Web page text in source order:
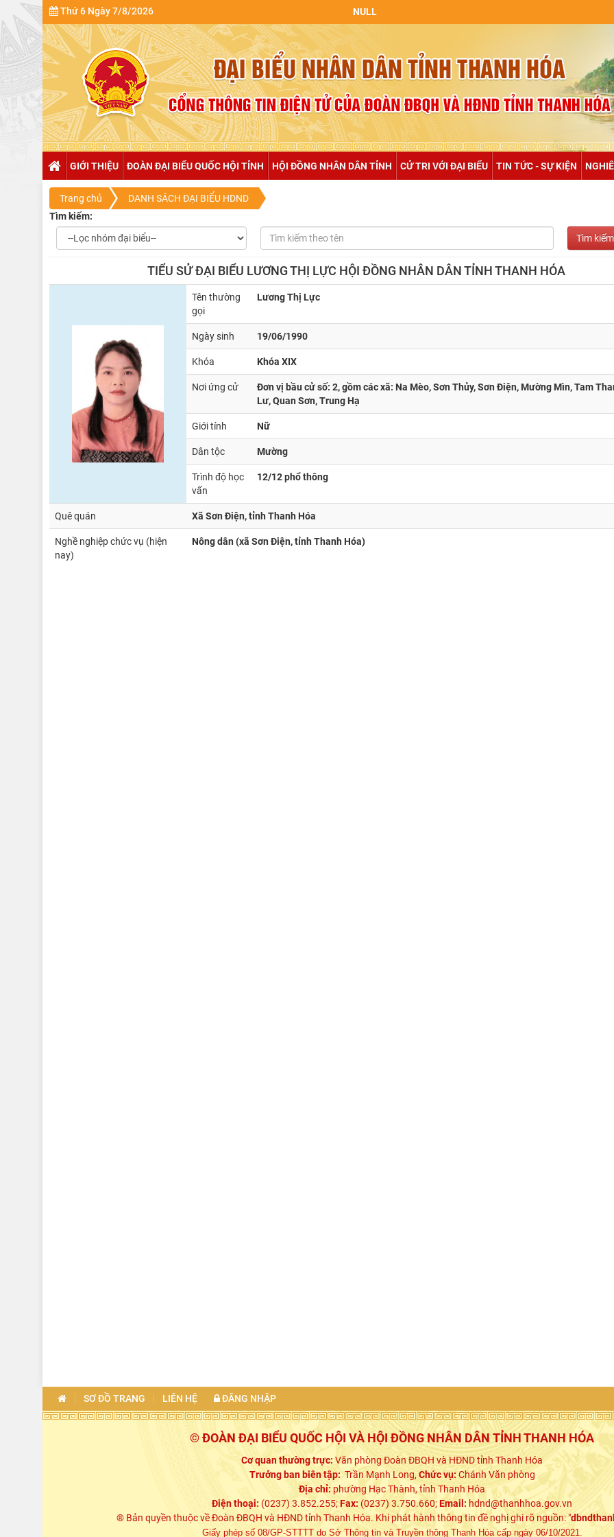
Thứ 6 Ngày 7/8/2026
GIỚI THIỆU ĐOÀN ĐẠI BIỂU QUỐC HỘI TỈNH HỘI ĐỒNG NHÂN DÂN TỈNH CỬ TRI VỚI ĐẠI BIỂU TIN TỨC - SỰ KIỆN
Trang chủ
DANH SÁCH ĐẠI BIỂU HDND
Tìm kiếm:
TIỂU SỬ ĐẠI BIỂU LƯƠNG THỊ LỰC HỘI ĐỒNG NHÂN DÂN TỈNH THANH HÓA
Tên thường
gọi
Lương Thị Lực
Ngày sinh 19/06/1990
Khóa Khóa XIX
Nơi ứng cử
Đơn vị bầu cử số: 2, gồm các xã: Na Mèo, Sơn Thủy, Sơn Điện, Mường Mìn, Tam
Lư, Quan Sơn, Trung Hạ
Giới tính Nữ
Dân tộc Mường
Trình độ học
vấn
12/12 phổ thông
Quê quán Xã Sơn Điện, tỉnh Thanh Hóa
Nghề nghiệp chức vụ (hiện
nay)
Nông dân (xã Sơn Điện, tỉnh Thanh Hóa)
SƠ ĐỒ TRANG LIÊN HỆ ĐĂNG NHẬP
© ĐOÀN ĐẠI BIỂU QUỐC HỘI VÀ HỘI ĐỒNG NHÂN DÂN TỈNH THANH HÓA
Cơ quan thường trực: Văn phòng Đoàn ĐBQH và HĐND tỉnh Thanh Hóa
Trưởng ban biên tập:Trần Mạnh Long,Chức vụ:Chánh Văn phòng
Địa chỉ:phường Hạc Thành, tỉnh Thanh Hóa
Điện thoại: (0237) 3.852.255;Fax:(0237) 3.750.660;Email: hdnd@thanhhoa.gov.vn
® Bản quyền thuộc về Đoàn ĐBQH và HĐND tỉnh Thanh Hóa. Khi phát hành thông tin đề nghị ghi rõ nguồn: "
Giấy phép số 08/GP-STTTT do Sở Thông tin và Truyền thông Thanh Hóa cấp ngày 06/10/2021.